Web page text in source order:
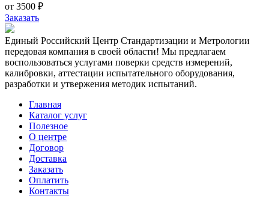
от 3500 ₽
Заказать
Единый Российский Центр Стандартизации и Метрологии
передовая компания в своей области! Мы предлагаем
воспользоваться услугами поверки средств измерений,
калибровки, аттестации испытательного оборудования,
разработки и утвержения методик испытаний.
Главная
Каталог услуг
Полезное
О центре
Договор
Доставка
Заказать
Оплатить
Контакты